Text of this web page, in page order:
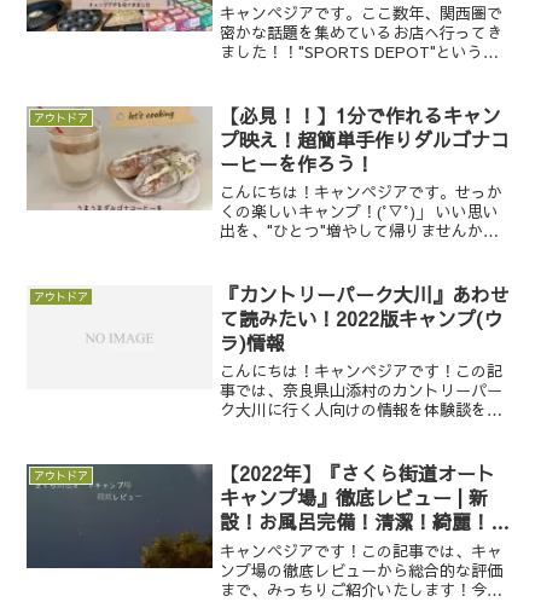
キャンペジアです。ここ数年、関西圏で
密かな話題を集めているお店へ行ってき
ました！！"SPORTS DEPOT"というス
デポと同じコーナングループであ
る"CAMP DEP...
アウトドア
【必見！！】1分で作れるキャン
プ映え！超簡単手作りダルゴナコ
ーヒーを作ろう！
こんにちは！キャンペジアです。せっか
くの楽しいキャンプ！(°▽°)」 いい思い
出を、"ひとつ"増やして帰りませんか？
いつもとイメチェンをして、手軽に映え
るキャンプを取り...
アウトドア
『カントリーパーク大川』あわせ
て読みたい！2022版キャンプ(ウ
ラ)情報
こんにちは！キャンペジアです！この記
事では、奈良県山添村のカントリーパー
ク大川に行く人向けの情報を体験談を交
————————————————————————
-カントリーパーク大川の詳細はこちらの
記事を...
アウトドア
【2022年】『さくら街道オート
キャンプ場』徹底レビュー | 新
設！お風呂完備！清潔！綺麗！フ
ァミリー・ソロキャンにオススメ
です!!
キャンペジアです！この記事では、キャ
ンプ場の徹底レビューから総合的な評価
まで、みっちりご紹介いたします！今回